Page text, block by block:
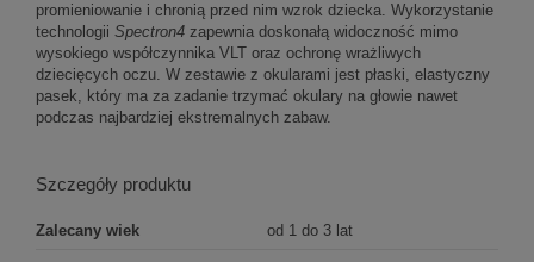
promieniowanie i chronią przed nim wzrok dziecka. Wykorzystanie
technologii Spectron4 zapewnia doskonałą widoczność mimo
wysokiego współczynnika VLT oraz ochronę wrażliwych
dziecięcych oczu. W zestawie z okularami jest płaski, elastyczny
pasek, który ma za zadanie trzymać okulary na głowie nawet
podczas najbardziej ekstremalnych zabaw.
Szczegóły produktu
Zalecany wiek od 1 do 3 lat